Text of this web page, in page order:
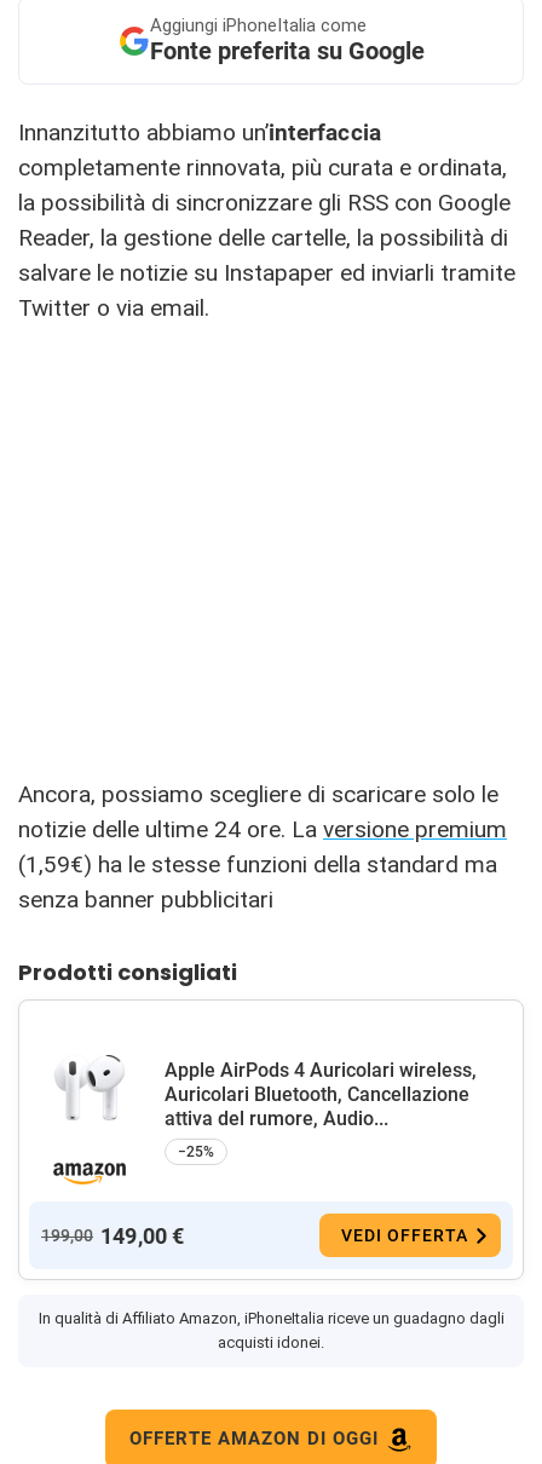
Aggiungi iPhoneItalia come
Fonte preferita su Google
Innanzitutto abbiamo un’interfaccia
completamente rinnovata, più curata e ordinata,
la possibilità di sincronizzare gli RSS con Google
Reader, la gestione delle cartelle, la possibilità di
salvare le notizie su Instapaper ed inviarli tramite
Twitter o via email.
Ancora, possiamo scegliere di scaricare solo le
notizie delle ultime 24 ore. La versione premium
(1,59€) ha le stesse funzioni della standard ma
senza banner pubblicitari
Prodotti consigliati
Apple AirPods 4 Auricolari wireless,
Auricolari Bluetooth, Cancellazione
attiva del rumore, Audio...
−25%
199,00 149,00 € VEDI OFFERTA
In qualità di Affiliato Amazon, iPhoneItalia riceve un guadagno dagli
acquisti idonei.
OFFERTE AMAZON DI OGGI